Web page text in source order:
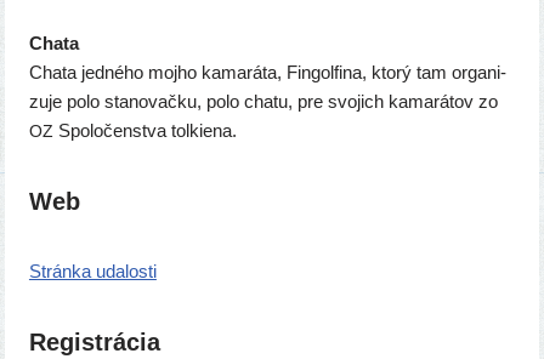
Chata
Chata jed­né­ho moj­ho kama­rá­ta, Fingolfina, kto­rý tam orga­ni­
zu­je polo sta­no­vač­ku, polo cha­tu, pre svo­jich kama­rá­tov zo
OZ Spoločenstva tolkiena.
Web
Stránka uda­los­ti
Registrácia